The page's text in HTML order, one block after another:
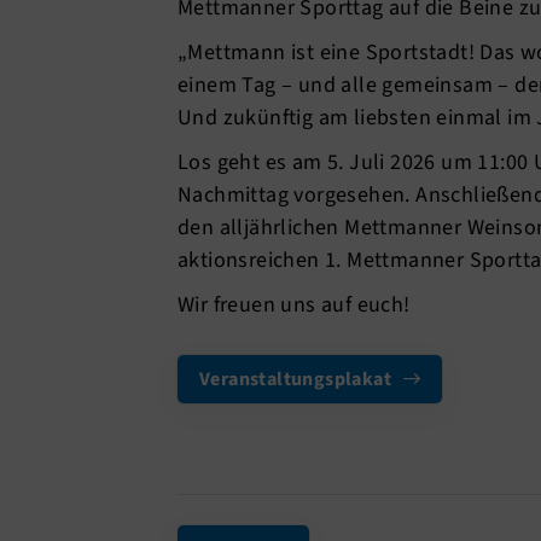
Mettmanner Sporttag auf die Beine
„Mettmann ist eine Sportstadt! Das
einem Tag – und alle gemeinsam –
Und zukünftig am liebsten einmal im
Los geht es am 5. Juli 2026 um
Nachmittag vorgesehen.
den alljährlichen Mettmanner
aktionsreichen 1. Mettmanner
Wir freuen uns auf euch!
Veranstaltungsplakat